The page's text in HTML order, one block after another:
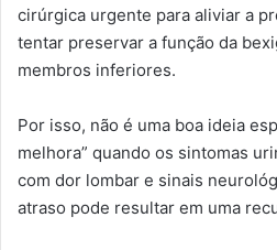
cirúrgica urgente para aliviar a
tentar preservar a função da
membros inferiores.
Por isso, não é uma boa ideia
melhora” quando os sintomas
com dor lombar e sinais
atraso pode resultar em uma